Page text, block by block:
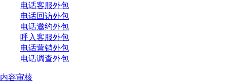
电话客服外包
电话回访外包
电话邀约外包
呼入客服外包
电话营销外包
电话调查外包
内容审核